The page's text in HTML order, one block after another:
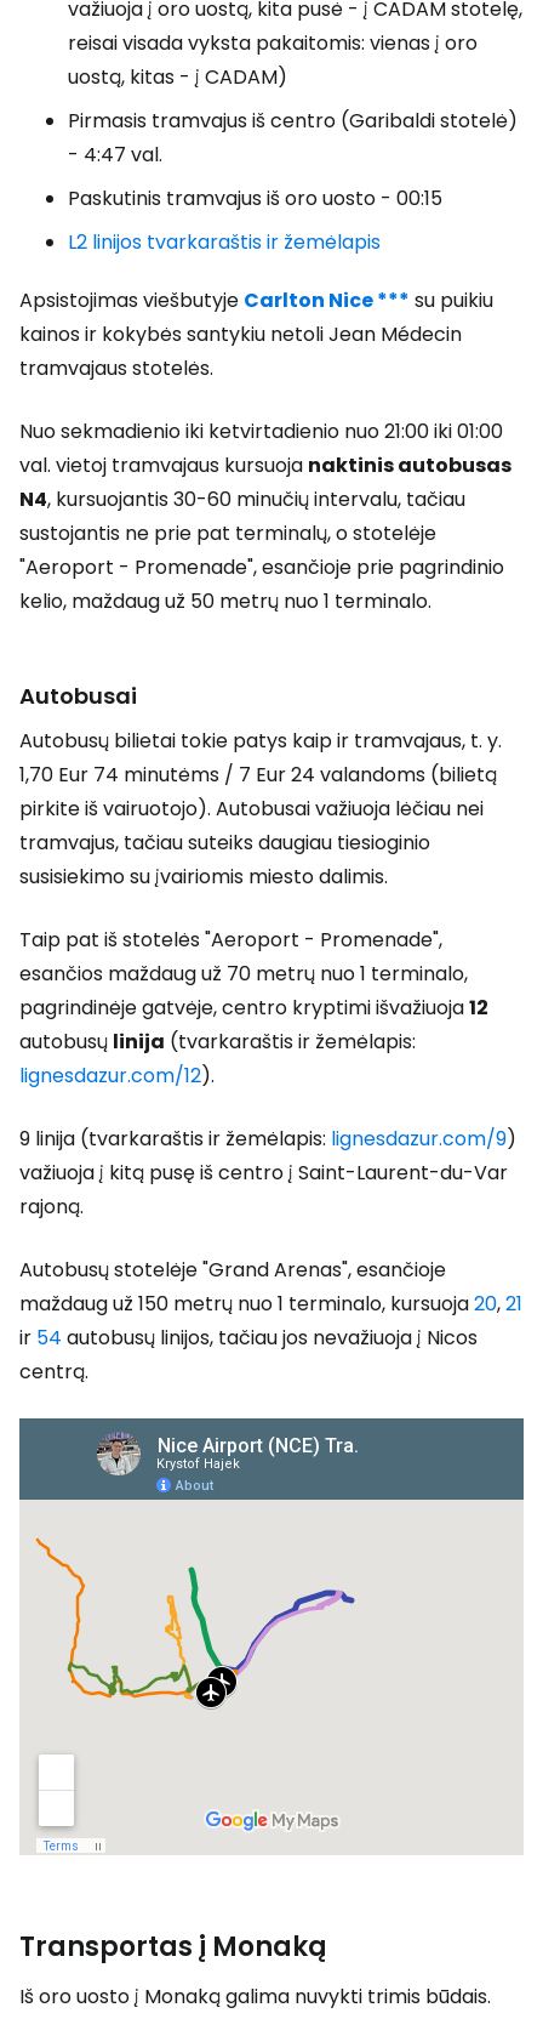
važiuoja į oro uostą, kita pusė - į CADAM stotelę,
reisai visada vyksta pakaitomis: vienas į oro
uostą, kitas - į CADAM)
Pirmasis tramvajus iš centro (Garibaldi stotelė)
- 4:47 val.
Paskutinis tramvajus iš oro uosto - 00:15
L2 linijos tvarkaraštis ir žemėlapis
Apsistojimas viešbutyje Carlton Nice *** su puikiu
kainos ir kokybės santykiu netoli Jean Médecin
tramvajaus stotelės.
Nuo sekmadienio iki ketvirtadienio nuo 21:00 iki 01:00
val. vietoj tramvajaus kursuoja naktinis autobusas
N4, kursuojantis 30-60 minučių intervalu, tačiau
sustojantis ne prie pat terminalų, o stotelėje
"Aeroport - Promenade", esančioje prie pagrindinio
kelio, maždaug už 50 metrų nuo 1 terminalo.
Autobusai
Autobusų bilietai tokie patys kaip ir tramvajaus, t. y.
1,70 Eur 74 minutėms / 7 Eur 24 valandoms (bilietą
pirkite iš vairuotojo). Autobusai važiuoja lėčiau nei
tramvajus, tačiau suteiks daugiau tiesioginio
susisiekimo su įvairiomis miesto dalimis.
Taip pat iš stotelės "Aeroport - Promenade",
esančios maždaug už 70 metrų nuo 1 terminalo,
pagrindinėje gatvėje, centro kryptimi išvažiuoja12
autobusų linija (tvarkaraštis ir žemėlapis:
lignesdazur.com/12).
9 linija (tvarkaraštis ir žemėlapis: lignesdazur.com/9)
važiuoja į kitą pusę iš centro į Saint-Laurent-du-Var
rajoną.
Autobusų stotelėje "Grand Arenas", esančioje
maždaug už 150 metrų nuo 1 terminalo, kursuoja20,21
ir 54 autobusų linijos, tačiau jos nevažiuoja į Nicos
centrą.
Transportas į Monaką
Iš oro uosto į Monaką galima nuvykti trimis būdais.